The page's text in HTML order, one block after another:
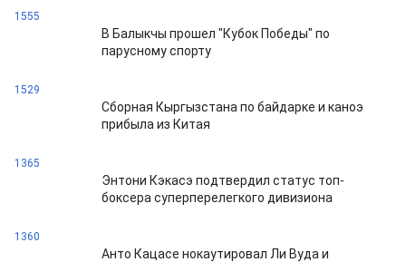
1555
В Балыкчы прошел "Кубок Победы" по
парусному спорту
1529
Сборная Кыргызстана по байдарке и каноэ
прибыла из Китая
1365
Энтони Кэкасэ подтвердил статус топ-
боксера суперперелегкого дивизиона
1360
Анто Кацасе нокаутировал Ли Вуда и